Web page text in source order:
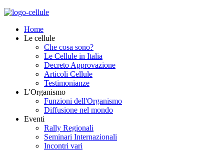
Home
Le cellule
Che cosa sono?
Le Cellule in Italia
Decreto Approvazione
Articoli Cellule
Testimonianze
L'Organismo
Funzioni dell'Organismo
Diffusione nel mondo
Eventi
Rally Regionali
Seminari Internazionali
Incontri vari